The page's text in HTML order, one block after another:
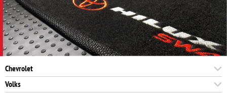
Chevrolet
Volks